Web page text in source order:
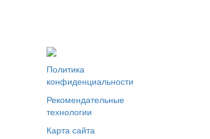
Политика
конфиденциальности
Рекомендательные
технологии
Карта сайта